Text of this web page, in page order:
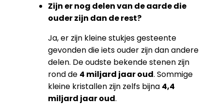
Zijn er nog delen van de aarde die
ouder zijn dan de rest?
Ja, er zijn kleine stukjes gesteente
gevonden die iets ouder zijn dan andere
delen. De oudste bekende stenen zijn
rond de 4 miljard jaar oud. Sommige
kleine kristallen zijn zelfs bijna 4,4
miljard jaar oud.